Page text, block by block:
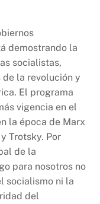
demostrando la
socialistas,
la revolución y
El programa
vigencia en el
la época de Marx
Trotsky. Por
de la
para nosotros no
socialismo ni la
del